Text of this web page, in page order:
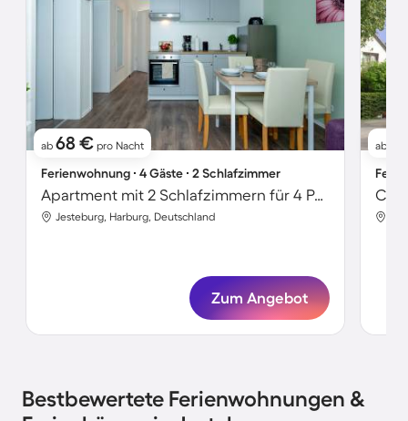
ab 68 € pro Nacht
Ferienwohnung ∙ 4 Gäste ∙ 2 Schlafzimmer
Apartment mit 2 Schlafzimmern für 4 Personen
Jesteburg, Harburg, Deutschland
Zum Angebot
ab
Bestbewertete Ferienwohnungen &